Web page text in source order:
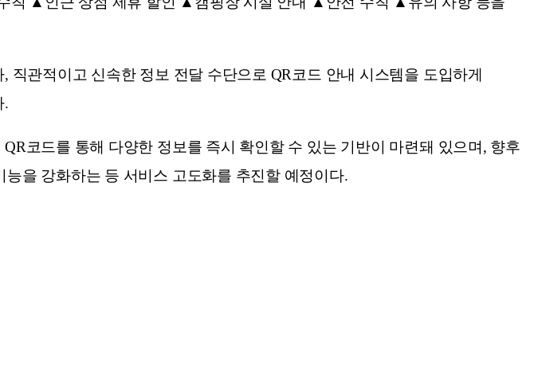
관적이고 신속한 정보 전달 수단으로 QR코드 안내 시스템을 도입하게
.
코드를 통해 다양한 정보를 즉시 확인할 수 있는 기반이 마련돼 있으며, 향후
을 강화하는 등 서비스 고도화를 추진할 예정이다.